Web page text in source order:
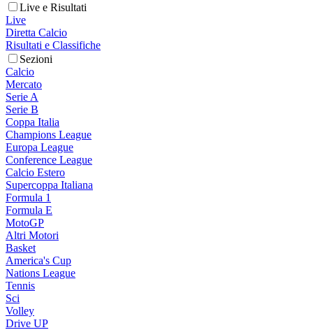
Live e Risultati
Live
Diretta Calcio
Risultati e Classifiche
Sezioni
Calcio
Mercato
Serie A
Serie B
Coppa Italia
Champions League
Europa League
Conference League
Calcio Estero
Supercoppa Italiana
Formula 1
Formula E
MotoGP
Altri Motori
Basket
America's Cup
Nations League
Tennis
Sci
Volley
Drive UP